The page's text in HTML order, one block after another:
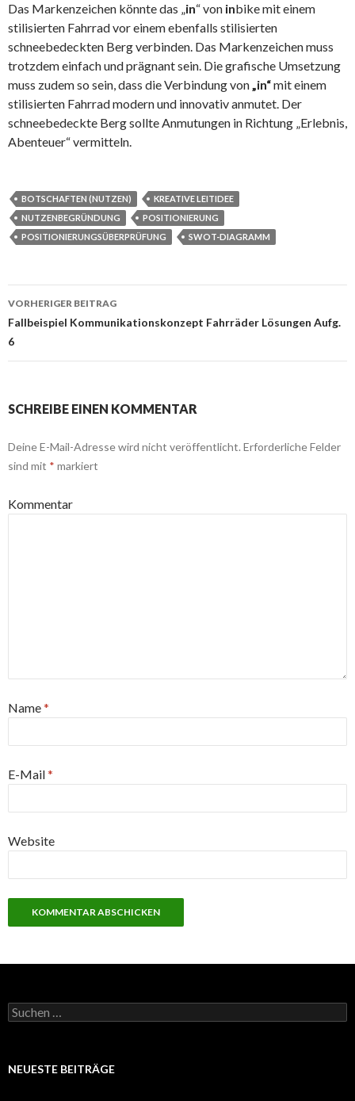
Das Markenzeichen könnte das „in“ von inbike mit einem
stilisierten Fahrrad vor einem ebenfalls stilisierten
schneebedeckten Berg verbinden. Das Markenzeichen muss
trotzdem einfach und prägnant sein. Die grafische Umsetzung
muss zudem so sein, dass die Verbindung von„in“mit einem
stilisierten Fahrrad modern und innovativ anmutet. Der
schneebedeckte Berg sollte Anmutungen in Richtung „Erlebnis,
Abenteuer“ vermitteln.
BOTSCHAFTEN (NUTZEN)
KREATIVE LEITIDEE
NUTZENBEGRÜNDUNG
POSITIONIERUNG
POSITIONIERUNGSÜBERPRÜFUNG
SWOT-DIAGRAMM
Beitrags-
Navigation
VORHERIGER BEITRAG
Fallbeispiel Kommunikationskonzept Fahrräder Lösungen Aufg.
6
SCHREIBE EINEN KOMMENTAR
Deine E-Mail-Adresse wird nicht veröffentlicht. Erforderliche Felder
sind mit * markiert
Kommentar
Name*
E-Mail*
Website
S
u
e
NEUESTE BEITRÄGE